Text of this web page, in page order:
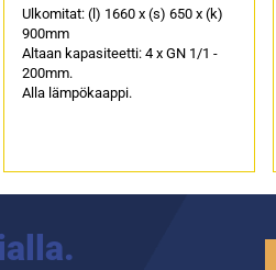
Ulkomitat: (l) 1660 x (s) 650 x (k)
900mm
Altaan kapasiteetti: 4 x GN 1/1 -
200mm.
Alla lämpökaappi.